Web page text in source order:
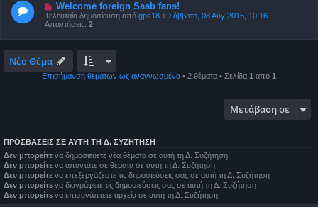
Welcome foreign Saab fans!
Τελευταία δημοσίευση από gps18 « Σάββατο, 08 Αύγ 2015, 10:16
Απαντήσεις: 2
Νέο Θέμα
Επισήμανση θεμάτων ως αναγνωσμένα • 2 θέματα • Σελίδα 1 από 1
Μετάβαση σε
ΠΡΟΣΒΆΣΕΙΣ ΣΕ ΑΥΤΉ ΤΗ Δ. ΣΥΖΉΤΗΣΗ
Δεν μπορείτε να δημοσιεύετε νέα θέματα σε αυτή τη Δ. Συζήτηση
Δεν μπορείτε να απαντάτε σε θέματα σε αυτή τη Δ. Συζήτηση
Δεν μπορείτε να επεξεργάζεστε τις δημοσιεύσεις σας σε αυτή τη Δ. Συζήτηση
Δεν μπορείτε να διαγράφετε τις δημοσιεύσεις σας σε αυτή τη Δ. Συζήτηση
Δεν μπορείτε να επισυνάπτετε αρχεία σε αυτή τη Δ. Συζήτηση